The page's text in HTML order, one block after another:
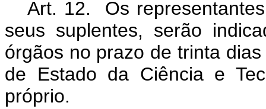
Art. 12. Os
seus suplentes, serão
órgãos no prazo de trinta
de Estado da Ciência e
próprio.